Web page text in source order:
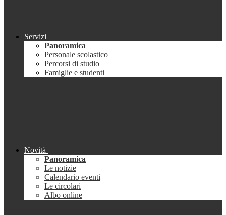
Servizi
Panoramica
Personale scolastico
Percorsi di studio
Famiglie e studenti
Novità
Panoramica
Le notizie
Calendario eventi
Le circolari
Albo online